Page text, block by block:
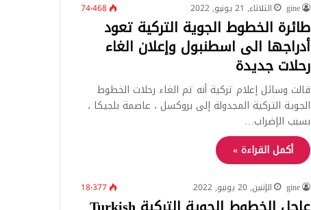
gine الثلاثاء, 21 يونيو, 2022 74٬468
طائرة الخطوط الجوية التركية تعود
أدراجها الى اسطنبول وإعلان الغاء
رحلات جديدة
قالت وسائل إعلام تركية أنه تم الغاء رحلات الخطوط
الجوية التركية المجدولة إلى بروكسل ، عاصمة بلجيكا ،
بسبب الإضراب…
أكمل القراءة »
gine الإثنين, 20 يونيو, 2022 18٬377